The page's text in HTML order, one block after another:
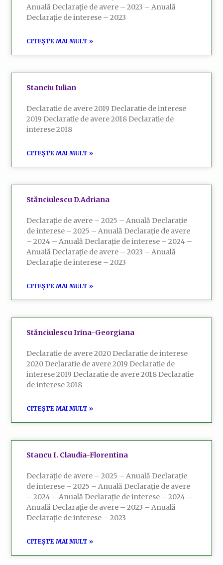
Anuală Declarație de avere – 2023 – Anuală
Declarație de interese – 2023
CITEȘTE MAI MULT »
Stanciu Iulian
Declaratie de avere 2019 Declaratie de interese
2019 Declaratie de avere 2018 Declaratie de
interese 2018
CITEȘTE MAI MULT »
Stănciulescu D.Adriana
Declarație de avere – 2025 – Anuală Declarație
de interese – 2025 – Anuală Declarație de avere
– 2024 – Anuală Declarație de interese – 2024 –
Anuală Declarație de avere – 2023 – Anuală
Declarație de interese – 2023
CITEȘTE MAI MULT »
Stănciulescu Irina-Georgiana
Declaratie de avere 2020 Declaratie de interese
2020 Declaratie de avere 2019 Declaratie de
interese 2019 Declaratie de avere 2018 Declaratie
de interese 2018
CITEȘTE MAI MULT »
Stancu I. Claudia-Florentina
Declarație de avere – 2025 – Anuală Declarație
de interese – 2025 – Anuală Declarație de avere
– 2024 – Anuală Declarație de interese – 2024 –
Anuală Declarație de avere – 2023 – Anuală
Declarație de interese – 2023
CITEȘTE MAI MULT »